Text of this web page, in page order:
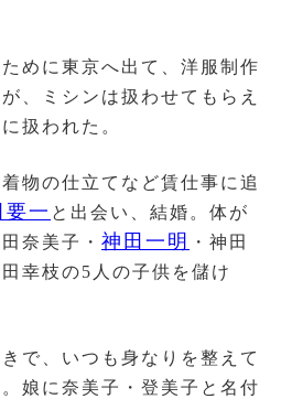
めに東京へ出て、洋服制作
、ミシンは扱わせてもらえ
扱われた。
物の仕立てなど賃仕事に追
要一 と出会い、結婚。体が
奈美子・ 神田一明
・神田
幸枝の5人の子供を儲け
で、いつも身なりを整えて
娘に奈美子・登美子と名付